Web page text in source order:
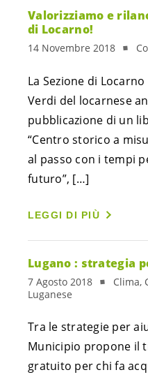
Valorizziamo e
di Locarno!
14 Novembre 2018
La Sezione di
Verdi del locarnese
pubblicazione di un
“Centro storico a
al passo con i tempi
futuro”, […]
LEGGI DI PIÙ
Lugano : strategia
7 Agosto 2018
Clima,
Luganese
Tra le strategie per
Municipio propone il
gratuito per chi fa